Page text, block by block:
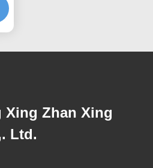
Xing Zhan Xing
Ltd.